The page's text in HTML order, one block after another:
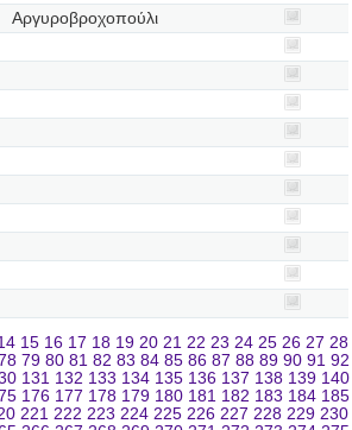
Αργυροβροχοπούλι
15 16 17 18 19 20 21 22 23 24 25 26 27 28
79 80 81 82 83 84 85 86 87 88 89 90 91 92
131 132 133 134 135 136 137 138 139 140
176 177 178 179 180 181 182 183 184 185
221 222 223 224 225 226 227 228 229 230